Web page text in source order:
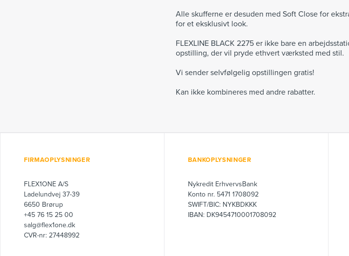
Alle skufferne er desuden med Soft Close for
for et eksklusivt look.
FLEXLINE BLACK 2275 er ikke bare en
opstilling, der vil pryde ethvert værksted med stil.
Vi sender selvfølgelig opstillingen gratis!
Kan ikke kombineres med andre rabatter.
FIRMAOPLYSNINGER
FLEX1ONE A/S
Ladelundvej 37-39
6650 Brørup
+45 76 15 25 00
salg@flex1one.dk
CVR-nr: 27448992
BANKOPLYSNINGER
Nykredit ErhvervsBank
Konto nr. 5471 1708092
SWIFT/BIC: NYKBDKKK
IBAN: DK9454710001708092